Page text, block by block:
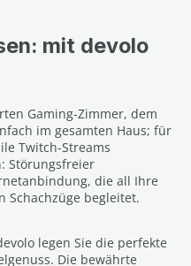
mit devolo
Gaming-Zimmer, dem
im gesamten Haus; für
Twitch-Streams
Störungsfreier
die all Ihre
Schachzüge begleitet.
legen Sie die perfekte
Die bewährte